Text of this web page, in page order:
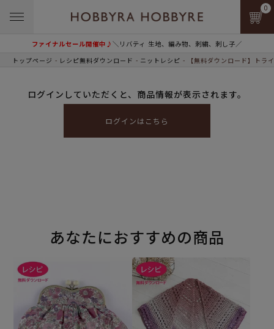
ファイナルセール開催中♪＼リバティ 生地、編み物、刺繍、刺し子／
0
トップページ レシピ無料ダウンロード ニットレシピ 【無料ダウンロード】トラ
ログインしていただくと、商品情報が表示されます。
ログインはこちら
あなたにおすすめの商品